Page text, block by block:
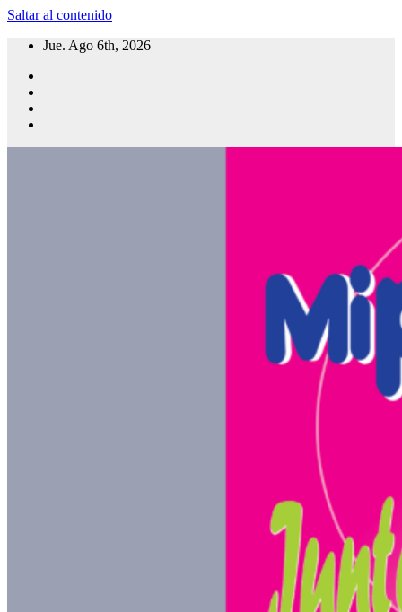
Saltar al contenido
Jue. Ago 6th, 2026